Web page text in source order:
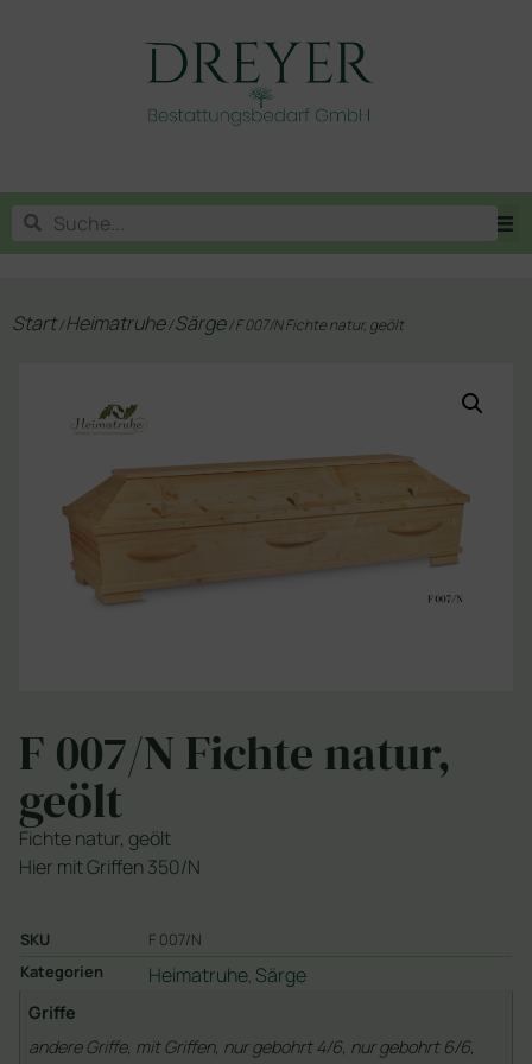
Start/Heimatruhe/Särge/ F 007/N Fichte natur, geölt
F 007/N Fichte natur,
geölt
Fichte natur, geölt
Hier mit Griffen 350/N
SKU
F 007/N
Kategorien
Heimatruhe, Särge
Griffe
andere Griffe, mit Griffen, nur gebohrt 4/6, nur gebohrt 6/6,